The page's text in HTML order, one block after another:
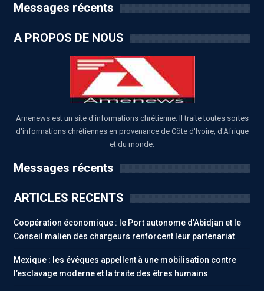
Messages récents
A PROPOS DE NOUS
Amenews est un site d'informations chrétienne. Il traite toutes sortes
d'informations chrétiennes en provenance de Côte d'Ivoire, d'Afrique
et du monde.
Messages récents
ARTICLES RECENTS
Coopération économique : le Port autonome d’Abidjan et le
Conseil malien des chargeurs renforcent leur partenariat
Mexique : les évêques appellent à une mobilisation contre
l’esclavage moderne et la traite des êtres humains